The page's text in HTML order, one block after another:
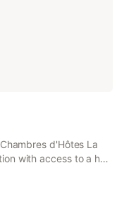
d'Hôtes La
with access to a hot
Both free WiFi and
house free of